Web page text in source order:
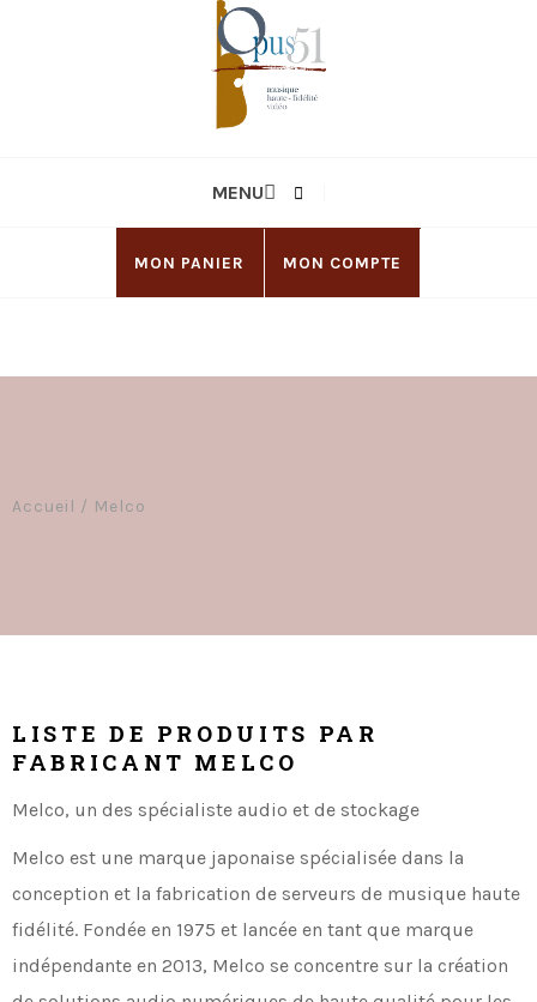
MENU
MON PANIER MON COMPTE
Accueil / Melco
LISTE DE PRODUITS PAR
FABRICANT MELCO
Melco, un des spécialiste audio et de stockage
Melco est une marque japonaise spécialisée dans la
conception et la fabrication de serveurs de musique haute
fidélité. Fondée en 1975 et lancée en tant que marque
indépendante en 2013, Melco se concentre sur la création